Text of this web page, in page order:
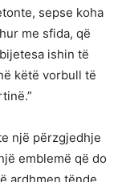
sepse koha
me sfida, që
ishin të
këtë vorbull të
një përzgjedhje
emblemë që do
ardhmen tënde.